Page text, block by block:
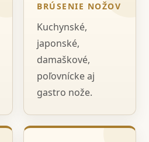
BRÚSENIE NOŽOV
Kuchynské,
japonské,
damaškové,
poľovnícke aj
gastro nože.